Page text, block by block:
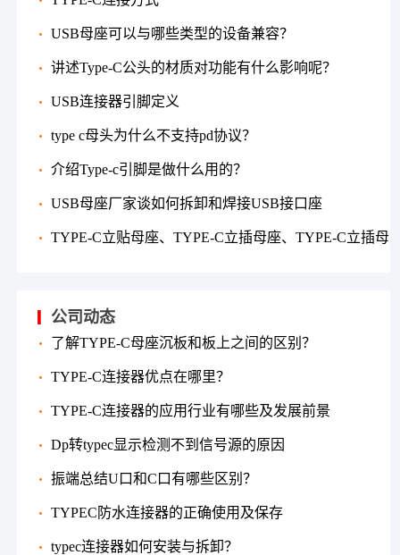
USB母座可以与哪些类型的设备兼容？
讲述Type-C公头的材质对功能有什么影响呢？
USB连接器引脚定义
type c母头为什么不支持pd协议？
介绍Type-c引脚是做什么用的？
USB母座厂家谈如何拆卸和焊接USB接口座
TYPE-C立贴母座、TYPE-C立插母座、TYPE-C立插母
公司动态
了解TYPE-C母座沉板和板上之间的区别？
TYPE-C连接器优点在哪里？
TYPE-C连接器的应用行业有哪些及发展前景
Dp转typec显示检测不到信号源的原因
振端总结U口和C口有哪些区别？
TYPEC防水连接器的正确使用及保存
typec连接器如何安装与拆卸？